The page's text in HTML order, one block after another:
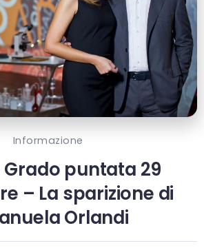
Informazione
puntata 29
– La sparizione di
Orlandi